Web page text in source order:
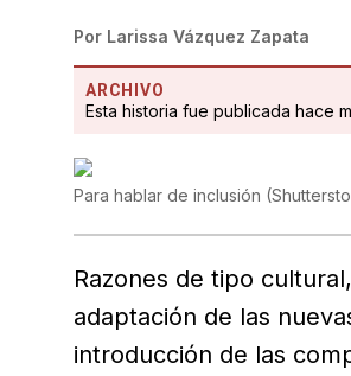
Por Larissa Vázquez Zapata
ARCHIVO
Esta historia fue publicada hace
Para hablar de inclusión (
Razones de tipo
adaptación de las
introducción de las